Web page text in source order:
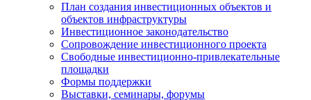
План создания инвестиционных объектов и
объектов инфраструктуры
Инвестиционное законодательство
Сопровождение инвестиционного проекта
Свободные инвестиционно-привлекательные
площадки
Формы поддержки
Выставки, семинары, форумы